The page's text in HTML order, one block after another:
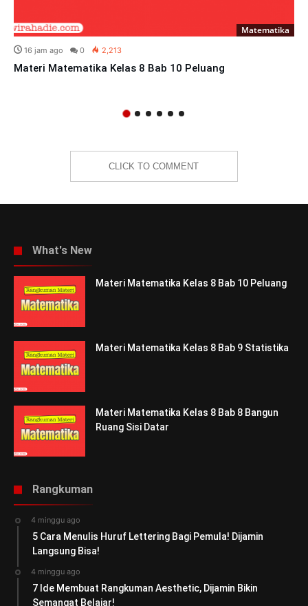
Matematika
16 jam ago 0 2,213
Materi Matematika Kelas 8 Bab 10 Peluang
CLICK TO COMMENT
What's New
Materi Matematika Kelas 8 Bab 10 Peluang
Materi Matematika Kelas 8 Bab 9 Statistika
Materi Matematika Kelas 8 Bab 8 Bangun
Ruang Sisi Datar
Rangkuman
4 minggu ago
5 Cara Menulis Huruf Lettering Bagi Pemula! Dijamin
Langsung Bisa!
4 minggu ago
7 Ide Membuat Rangkuman Aesthetic, Dijamin Bikin
Semangat Belajar!